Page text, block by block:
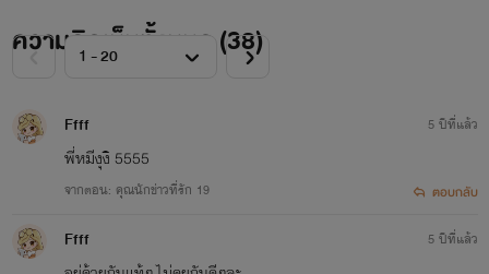
ความคิดเห็นทั้งหมด (38)
Ffff
พี่หมีงุงิ 5555
จากตอน: คุณนักข่าวที่รัก 19
5 ปีที่แล้ว
ตอบกลับ
Ffff 5 ปีที่แล้ว